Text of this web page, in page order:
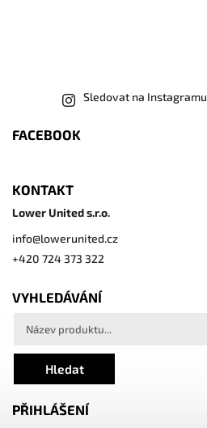
Sledovat na Instagramu
FACEBOOK
KONTAKT
Lower United s.r.o.
info@lowerunited.cz
+420 724 373 322
VYHLEDÁVÁNÍ
Hledat
PŘIHLÁŠENÍ